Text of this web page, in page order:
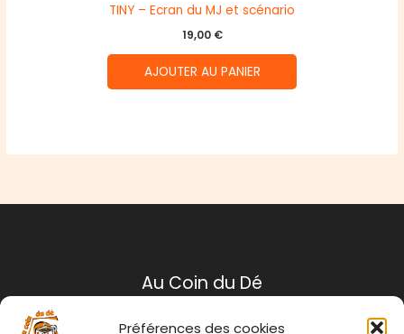
Préférences des cookies
TINY – Ecran du MJ et scénario
19,00 €
AJOUTER AU PANIER
Au Coin du Dé